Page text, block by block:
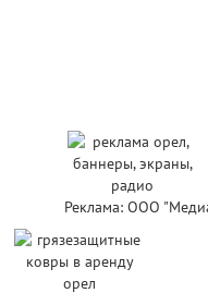
Реклама: ООО